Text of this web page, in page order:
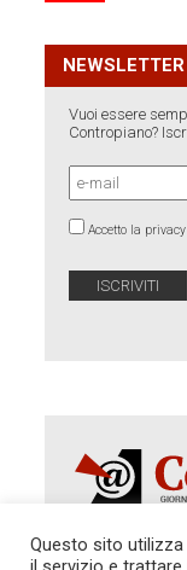
NEWSLETTER
Vuoi essere
Contropiano?
Accetto la
Questo sito